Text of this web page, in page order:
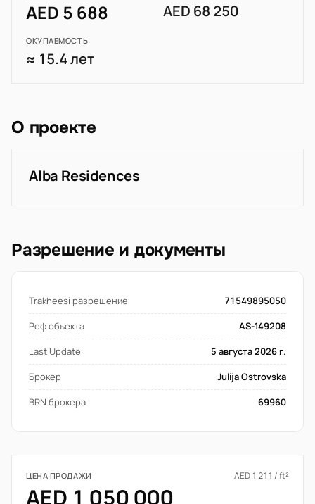
AED 5 688 AED 68 250
ОКУПАЕМОСТЬ
≈ 15.4 лет
О проекте
Alba Residences
Разрешение и документы
Trakheesi разрешение
71549895050
Реф объекта
AS-149208
Last Update
5 августа 2026 г.
Брокер
Julija Ostrovska
BRN брокера
69960
ЦЕНА ПРОДАЖИ AED 1 211 / ft²
AED 1 050 000